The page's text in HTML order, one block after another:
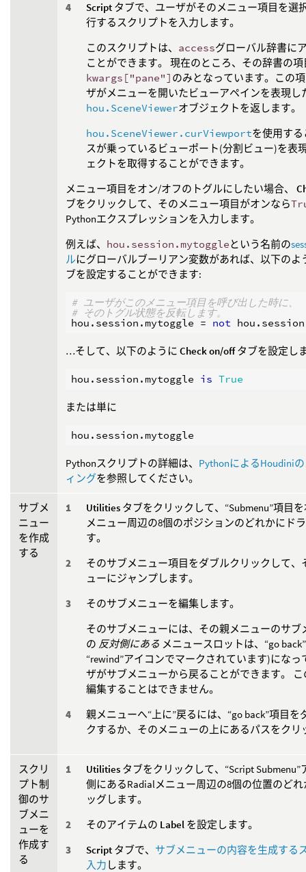
Script タブで、ユーザがそのメニュー項目を選
行するスクリプトを入力します。
このスクリプトは、 accessグローバル辞書に
ことができます。 現在のところ、その辞書の項
kwargs["pane"] のみとなっています。この
ザがメニューを開いたビューアペインを表現し
hou.SceneViewerオブジェクトを返します。
hou.SceneViewer.curViewportを使用す
スが乗っているビューポート(分割ビュー)を表
ェクトを取得することができます。
メニュー項目をオン/オフのトグルにしたい場合、
ブをクリックして、そのメニュー項目がオンなら
Pythonエクスプレッションを入力します。
例えば、 hou.session.mytoggleという名前の
ルにグローバルブーリアン変数があれば、以下のよ
ブを設定することができます:
# ユーザがこのメニュー項目を呼び出した時に、
# そのトグル状態を反転します。
hou. session .mytoggle = not hou . session
…そして、以下のように Check on/offタブを設定し
hou . session .mytoggle is True
または単に
hou . session .mytoggle
Pythonスクリプトの詳細は、 PythonによるHoudini
ィングを参照してください。
サブメ
ニュー
を作成
する
Utilities タブをクリックして、“Submenu”項目
メニュー周辺の8個のポジションのどれかにド
す。
そのサブメニュー項目をダブルクリックして、
ューにジャンプします。
そのサブメニューを編集します。
そのサブメニューには、その親メニューのサブ
の 反対側にある メニュースロットは、“go
“rewind”アイコンでマークされています)になっ
ザがサブメニューから戻ることができます。
編集することはできません。
親メニューへ“上に”戻るには、“go back”項目を
クするか、そのメニューの上にあるパスをクリ
スクリ
プト制
御のサ
ブメニ
ューを
作成す
る
Utilities タブをクリックして、“Script
側にあるRadialメニュー周辺の8個の位置のど
ッグします。
そのアイテムの Label を設定します。
Script タブで、 サブメニューの内容を生成する
入力 します。